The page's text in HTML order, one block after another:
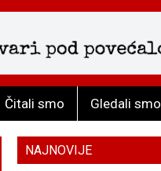
Čitali smo Gledali smo
NAJNOVIJE